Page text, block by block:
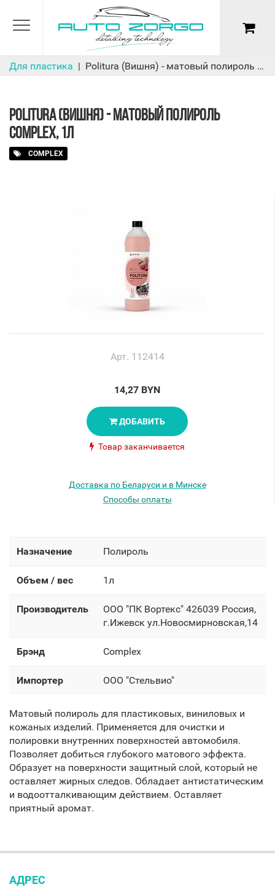
Для пластика Politura (Вишня) - матовый полироль Complex, 1л
POLITURA (ВИШНЯ) - МАТОВЫЙ ПОЛИРОЛЬ
COMPLEX, 1Л
COMPLEX
Арт. 112414
14,27 BYN
ДОБАВИТЬ
Товар заканчивается
Доставка по Беларуси и в Минске
Способы оплаты
Назначение Полироль
Объем / вес 1л
Производитель
OOO "ПК Вортекс" 426039 Россия,
г.Ижевск ул.Новосмирновская,14
Брэнд Complex
Импортер OOO "Стельвио"
Матовый полироль для пластиковых, виниловых и
кожаных изделий. Применяется для очистки и
полировки внутренних поверхностей автомобиля.
Позволяет добиться глубокого матового эффекта.
Образует на поверхности защитный слой, который не
оставляет жирных следов. Обладает антистатическим
и водоотталкивающим действием. Оставляет
приятный аромат.
АДРЕС